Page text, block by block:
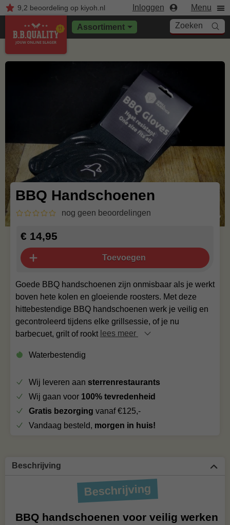
9,2 beoordelingop kiyoh.nl Inloggen Menu
Assortiment Zoeken
BBQ Handschoenen
nog geen beoordelingen
Goede BBQ handschoenen zijn onmisbaar als je werkt
boven hete kolen en gloeiende roosters. Met deze
hittebestendige BBQ handschoenen werk je veilig en
gecontroleerd tijdens elke grillsessie, of je nu
barbecuet, grilt of rookt lees meer
Waterbestendig
€ 14,95
Toevoegen
Wij leveren aan sterrenrestaurants
Wij gaan voor 100% tevredenheid
Gratis bezorging vanaf €125,-
Vandaag besteld, morgen in huis!
Beschrijving
Beschrijving
BBQ handschoenen voor veilig werken